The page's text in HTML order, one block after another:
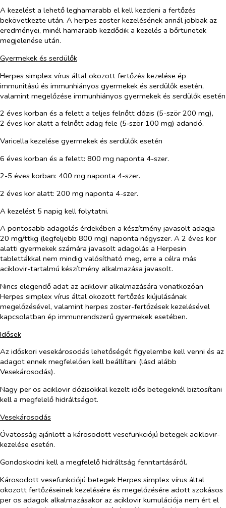
A kezelést a lehető leghamarabb el kell kezdeni a fertőzés
bekövetkezte után. A herpes zoster kezelésének annál jobbak az
eredményei, minél hamarabb kezdődik a kezelés a bőrtünetek
megjelenése után.
Gyermekek és serdülők
Herpes simplex vírus által okozott fertőzés kezelése ép
immunitású és immunhiányos gyermekek és serdülők esetén,
valamint megelőzése immunhiányos gyermekek és serdülők esetén
2 éves korban és a felett a teljes felnőtt dózis (5-ször 200 mg),
2 éves kor alatt a felnőtt adag fele (5‑ször 100 mg) adandó.
Varicella kezelése gyermekek és serdülők esetén
6 éves korban és a felett: 800 mg naponta 4-szer.
2-5 éves korban: 400 mg naponta 4-szer.
2 éves kor alatt: 200 mg naponta 4-szer.
A kezelést 5 napig kell folytatni.
A pontosabb adagolás érdekében a készítmény javasolt adagja
20 mg/ttkg (legfeljebb 800 mg) naponta négyszer. A 2 éves kor
alatti gyermekek számára javasolt adagolás a Herpesin
tablettákkal nem mindig valósítható meg, erre a célra más
aciklovir-tartalmú készítmény alkalmazása javasolt.
Nincs elegendő adat az aciklovir alkalmazására vonatkozóan
Herpes simplex vírus által okozott fertőzés kiújulásának
megelőzésével, valamint herpes zoster-fertőzések kezelésével
kapcsolatban ép immunrendszerű gyermekek esetében.
Idősek
Az időskori vesekárosodás lehetőségét figyelembe kell venni és az
adagot ennek megfelelően kell beállítani (lásd alább
Vesekárosodás).
Nagy per os aciklovir dózisokkal kezelt idős betegeknél biztosítani
kell a megfelelő hidráltságot.
Vesekárosodás
Óvatosság ajánlott a károsodott vesefunkciójú betegek aciklovir-
kezelése esetén.
Gondoskodni kell a megfelelő hidráltság fenntartásáról.
Károsodott vesefunkciójú betegek Herpes simplex vírus által
okozott fertőzéseinek kezelésére és megelőzésére adott szokásos
per os adagok alkalmazásakor az aciklovir kumulációja nem ért el